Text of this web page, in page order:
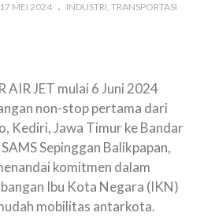
17 MEI 2024 INDUSTRI TRANSPORTASI
AIR JET mulai 6 Juni 2024
non-stop pertama dari
Kediri, Jawa Timur ke Bandar
Sepinggan Balikpapan,
komitmen dalam
Ibu Kota Negara (IKN)
mobilitas antarkota.